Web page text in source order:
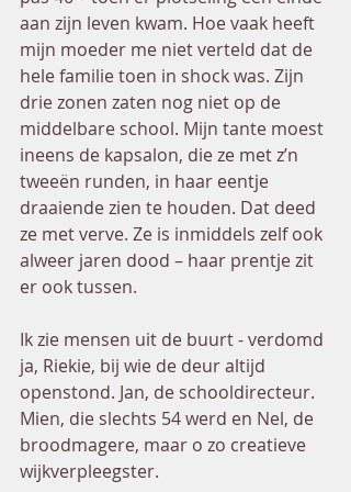
aan zijn leven kwam. Hoe vaak heeft
mijn moeder me niet verteld dat de
hele familie toen in shock was. Zijn
drie zonen zaten nog niet op de
middelbare school. Mijn tante moest
ineens de kapsalon, die ze met z’n
tweeën runden, in haar eentje
draaiende zien te houden. Dat deed
ze met verve. Ze is inmiddels zelf ook
alweer jaren dood – haar prentje zit
er ook tussen.
Ik zie mensen uit de buurt - verdomd
ja, Riekie, bij wie de deur altijd
openstond. Jan, de schooldirecteur.
Mien, die slechts 54 werd en Nel, de
broodmagere, maar o zo creatieve
wijkverpleegster.